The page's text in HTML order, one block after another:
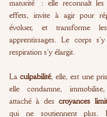
maturité : elle reconnaît
effets, invite à agir pour
évoluer, et transforme
apprentissages. Le corps
respiration s’y élargit.
La culpabilité, elle, est une
elle condamne,
attaché à des croyances
qui ne soutiennent plus.